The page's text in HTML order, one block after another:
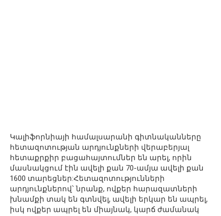
Կալիֆորնիայի համալսարանի գիտնականները
հետազոտության արդյունքների վերաբերյալ
հետաքրքիր բացահայտումներ են արել, որին
մասնակցում էին ավելի քան 70-ամյա ավելի քան
1600 տարեցներ:Հետազոտությունների
արդյունքներով՝ նրանք, ովքեր հարազատների
խնամքի տակ են գտնվել, ավելի երկար են ապրել,
իսկ ովքեր ապրել են միայնակ, կարճ ժամանակ